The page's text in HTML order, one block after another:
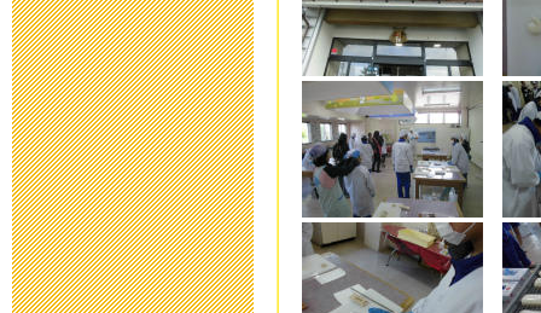
学校教育活動
2020年5月14日
臨時休校中の
2020年4月30日
臨時休校延長
2020年4月28日